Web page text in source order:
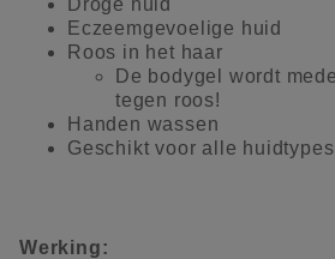
Droge huid
Eczeemgevoelige huid
Roos in het haar
De bodygel wordt
tegen roos!
Handen wassen
Geschikt voor alle huidtypes
Werking: